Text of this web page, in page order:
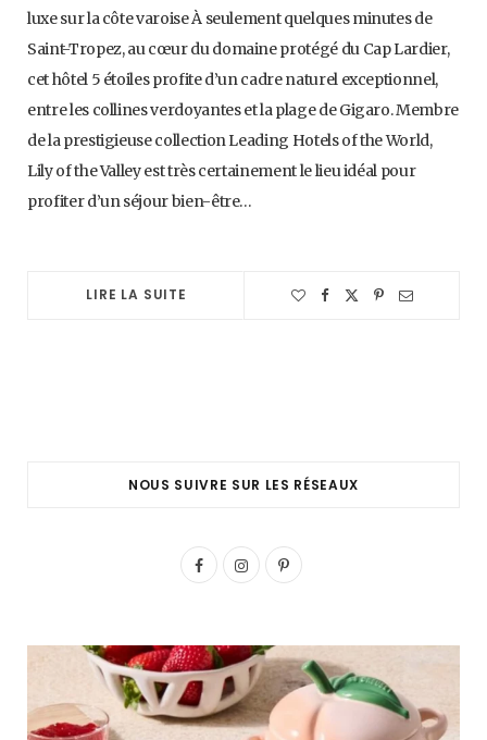
luxe sur la côte varoise À seulement quelques minutes de
Saint-Tropez, au cœur du domaine protégé du Cap Lardier,
cet hôtel 5 étoiles profite d’un cadre naturel exceptionnel,
entre les collines verdoyantes et la plage de Gigaro. Membre
de la prestigieuse collection Leading Hotels of the World,
Lily of the Valley est très certainement le lieu idéal pour
profiter d’un séjour bien-être…
LIRE LA SUITE
NOUS SUIVRE SUR LES RÉSEAUX
F
e
b
I
t
a
P
t